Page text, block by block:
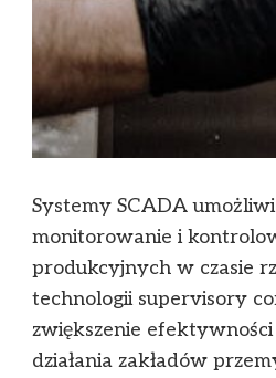
Systemy SCADA
monitorowanie i
produkcyjnych w czasie
technologii supervisory
zwiększenie
działania zakładów